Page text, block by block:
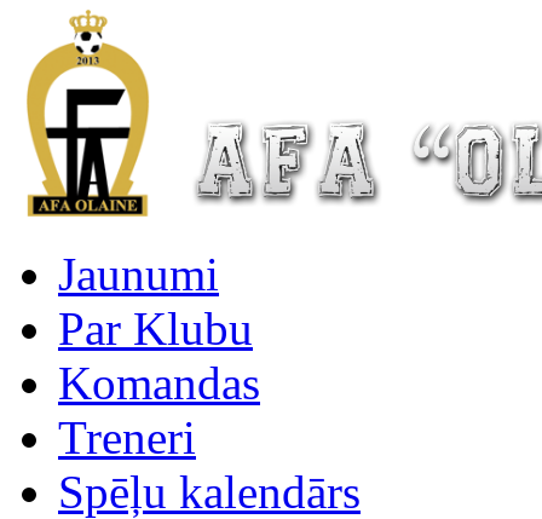
Jaunumi
Par Klubu
Komandas
Treneri
Spēļu kalendārs